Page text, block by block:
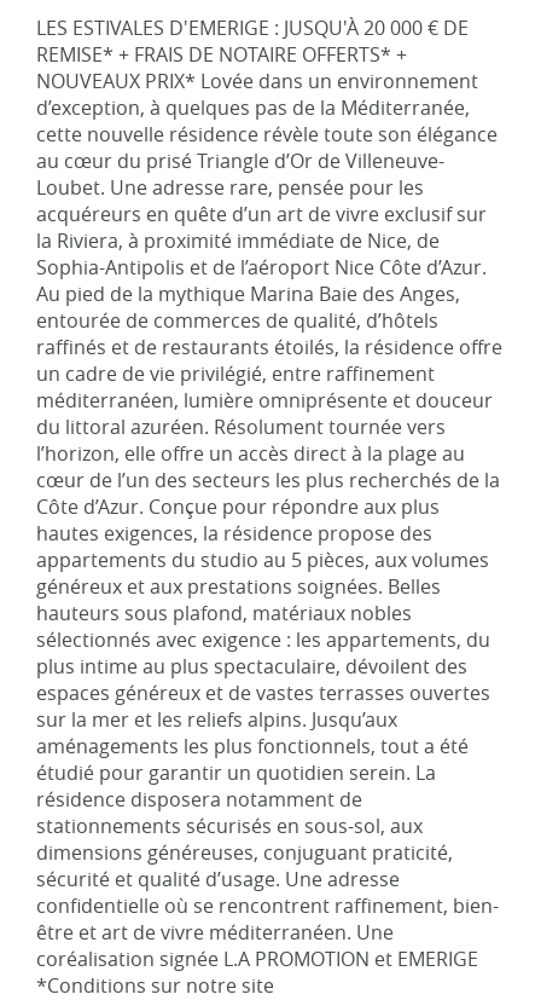
LES ESTIVALES D'EMERIGE : JUSQU'À 20 000 € DE
REMISE* + FRAIS DE NOTAIRE OFFERTS* +
NOUVEAUX PRIX* Lovée dans un environnement
d’exception, à quelques pas de la Méditerranée,
cette nouvelle résidence révèle toute son élégance
au cœur du prisé Triangle d’Or de Villeneuve-
Loubet. Une adresse rare, pensée pour les
acquéreurs en quête d’un art de vivre exclusif sur
la Riviera, à proximité immédiate de Nice, de
Sophia-Antipolis et de l’aéroport Nice Côte d’Azur.
Au pied de la mythique Marina Baie des Anges,
entourée de commerces de qualité, d’hôtels
raffinés et de restaurants étoilés, la résidence offre
un cadre de vie privilégié, entre raffinement
méditerranéen, lumière omniprésente et douceur
du littoral azuréen. Résolument tournée vers
l’horizon, elle offre un accès direct à la plage au
cœur de l’un des secteurs les plus recherchés de la
Côte d’Azur. Conçue pour répondre aux plus
hautes exigences, la résidence propose des
appartements du studio au 5 pièces, aux volumes
généreux et aux prestations soignées. Belles
hauteurs sous plafond, matériaux nobles
sélectionnés avec exigence : les appartements, du
plus intime au plus spectaculaire, dévoilent des
espaces généreux et de vastes terrasses ouvertes
sur la mer et les reliefs alpins. Jusqu’aux
aménagements les plus fonctionnels, tout a été
étudié pour garantir un quotidien serein. La
résidence disposera notamment de
stationnements sécurisés en sous-sol, aux
dimensions généreuses, conjuguant praticité,
sécurité et qualité d’usage. Une adresse
confidentielle où se rencontrent raffinement, bien-
être et art de vivre méditerranéen. Une
coréalisation signée L.A PROMOTION et EMERIGE
*Conditions sur notre site